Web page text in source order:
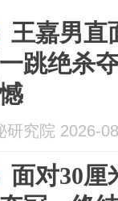
王嘉男直
跳绝杀
研究院 2026-
面对30厘